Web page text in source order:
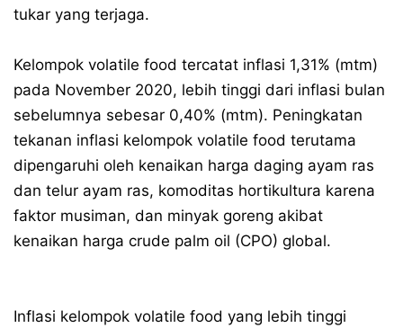
tukar yang terjaga.
Kelompok volatile food tercatat inflasi 1,31% (mtm)
pada November 2020, lebih tinggi dari inflasi bulan
sebelumnya sebesar 0,40% (mtm). Peningkatan
tekanan inflasi kelompok volatile food terutama
dipengaruhi oleh kenaikan harga daging ayam ras
dan telur ayam ras, komoditas hortikultura karena
faktor musiman, dan minyak goreng akibat
kenaikan harga crude palm oil (CPO) global.
Inflasi kelompok volatile food yang lebih tinggi